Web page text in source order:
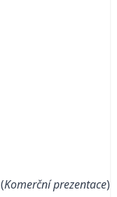
(Komerční prezentace)